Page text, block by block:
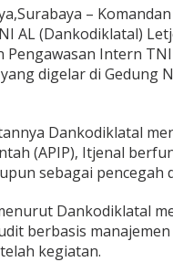
–
AL (Dankodiklatal)
Pengawasan Intern
digelar di Gedung
Dankodiklatal
(APIP), Itjenal
sebagai pencegah
Dankodiklatal
berbasis
kegiatan.